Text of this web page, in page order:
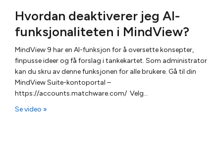
Hvordan deaktiverer jeg AI-
funksjonaliteten i MindView?
MindView 9 har en AI-funksjon for å oversette konsepter,
finpusse ideer og få forslag i tankekartet. Som administrator
kan du skru av denne funksjonen for alle brukere. Gå til din
MindView Suite-kontoportal –
https://accounts.matchware.com/ Velg…
Se video »